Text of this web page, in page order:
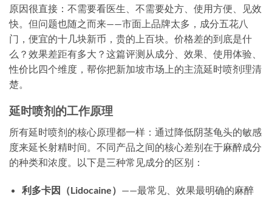
原因很直接：不需要看医生、不需要处方、使用方便、见效
快。但问题也随之而来——市面上品牌太多，成分五花八
门，便宜的十几块新币，贵的上百块。价格差的到底是什
么？效果差距有多大？这篇评测从成分、效果、使用体验、
性价比四个维度，帮你把新加坡市场上的主流延时喷剂理清
楚。
延时喷剂的工作原理
所有延时喷剂的核心原理都一样：通过降低阴茎龟头的敏感
度来延长射精时间。不同产品之间的核心差别在于麻醉成分
的种类和浓度。以下是三种常见成分的区别：
利多卡因（Lidocaine） ——最常见、效果最明确的麻醉